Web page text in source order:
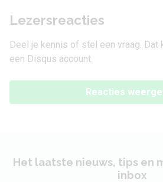
Lezersreacties
Deel je kennis of stel een vraag. Dat
een Disqus account.
Reacties
Het laatste nieuws, tips en
inbox